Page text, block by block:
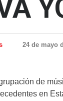
24 de mayo
de
en